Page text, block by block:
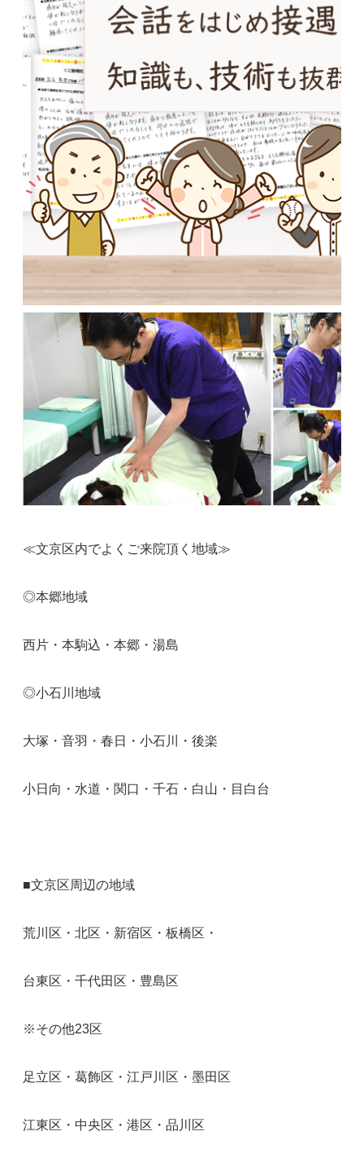
≪文京区内でよくご来院頂く地域≫
◎本郷地域
西片・本駒込・本郷・湯島
◎小石川地域
大塚・音羽・春日・小石川・後楽
小日向・水道・関口・千石・白山・目白台
■文京区周辺の地域
荒川区・北区・新宿区・板橋区・
台東区・千代田区・豊島区
※その他23区
足立区・葛飾区・江戸川区・墨田区
江東区・中央区・港区・品川区